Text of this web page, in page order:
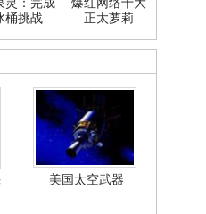
桶挑战
正太萝莉
美国太空武器